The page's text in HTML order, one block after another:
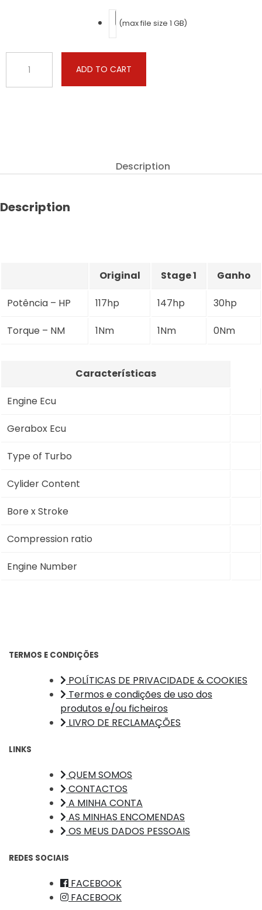
(max file size 1 GB)
Farmall
117hp
ADD TO CART
Description
Description
Original Stage 1 Ganho
Potência – HP 117hp 147hp 30hp
Torque – NM 1Nm 1Nm 0Nm
Características
Engine Ecu
Gerabox Ecu
Type of Turbo
Cylider Content
Bore x Stroke
Compression ratio
Engine Number
TERMOS E CONDIÇÕES
POLÍTICAS DE PRIVACIDADE & COOKIES
Termos e condições de uso dos
produtos e/ou ficheiros
LIVRO DE RECLAMAÇÕES
LINKS
QUEM SOMOS
CONTACTOS
A MINHA CONTA
AS MINHAS ENCOMENDAS
OS MEUS DADOS PESSOAIS
REDES SOCIAIS
FACEBOOK
FACEBOOK